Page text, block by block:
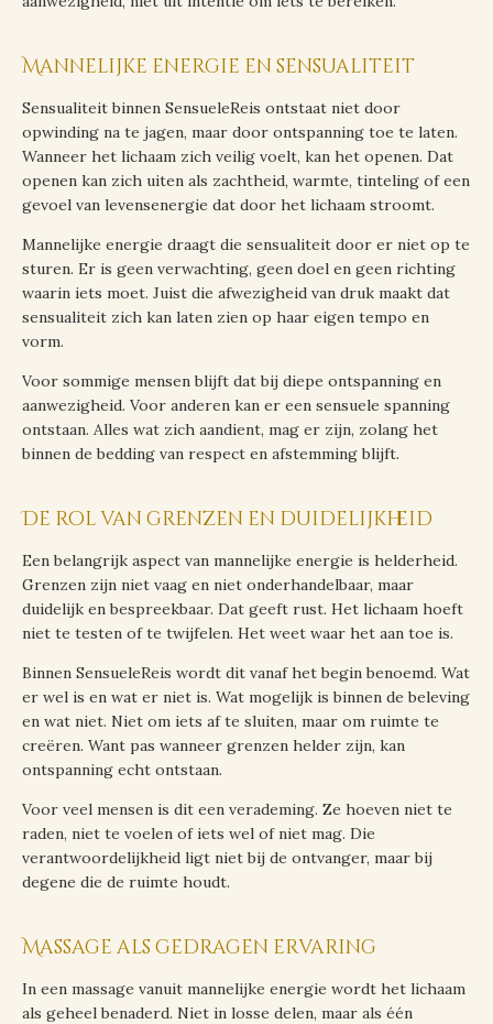
Mannelijke energie en sensualiteit
Sensualiteit binnen SensueleReis ontstaat niet door
opwinding na te jagen, maar door ontspanning toe te laten.
Wanneer het lichaam zich veilig voelt, kan het openen. Dat
openen kan zich uiten als zachtheid, warmte, tinteling of een
gevoel van levensenergie dat door het lichaam stroomt.
Mannelijke energie draagt die sensualiteit door er niet op te
sturen. Er is geen verwachting, geen doel en geen richting
waarin iets moet. Juist die afwezigheid van druk maakt dat
sensualiteit zich kan laten zien op haar eigen tempo en
vorm.
Voor sommige mensen blijft dat bij diepe ontspanning en
aanwezigheid. Voor anderen kan er een sensuele spanning
ontstaan. Alles wat zich aandient, mag er zijn, zolang het
binnen de bedding van respect en afstemming blijft.
De rol van grenzen en duidelijkheid
Een belangrijk aspect van mannelijke energie is helderheid.
Grenzen zijn niet vaag en niet onderhandelbaar, maar
duidelijk en bespreekbaar. Dat geeft rust. Het lichaam hoeft
niet te testen of te twijfelen. Het weet waar het aan toe is.
Binnen SensueleReis wordt dit vanaf het begin benoemd. Wat
er wel is en wat er niet is. Wat mogelijk is binnen de beleving
en wat niet. Niet om iets af te sluiten, maar om ruimte te
creëren. Want pas wanneer grenzen helder zijn, kan
ontspanning echt ontstaan.
Voor veel mensen is dit een verademing. Ze hoeven niet te
raden, niet te voelen of iets wel of niet mag. Die
verantwoordelijkheid ligt niet bij de ontvanger, maar bij
degene die de ruimte houdt.
Massage als gedragen ervaring
In een massage vanuit mannelijke energie wordt het lichaam
als geheel benaderd. Niet in losse delen, maar als één